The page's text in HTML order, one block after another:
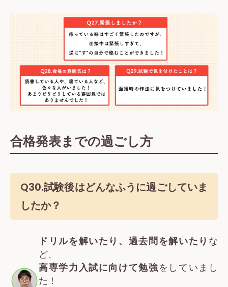
合格発表までの過ごし方
Q30.試験後はどんなふうに過ごしていま
したか？
ドリルを解いたり、過去問を解いたり な
ど、
高専学力入試に向けて勉強をしていまし
た！